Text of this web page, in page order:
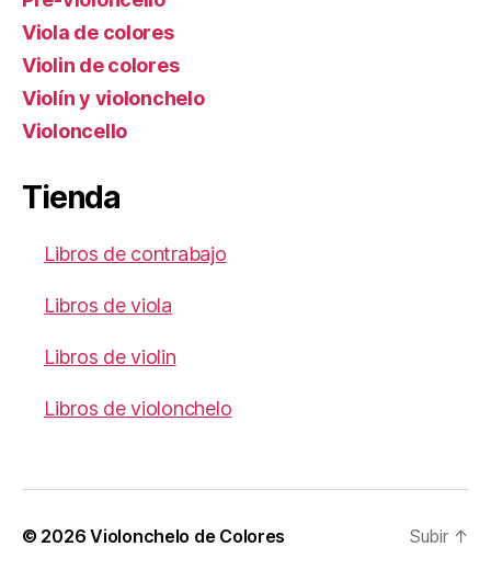
Viola de colores
Violin de colores
Violín y violonchelo
Violoncello
Tienda
Libros de contrabajo
Libros de viola
Libros de violin
Libros de violonchelo
© 2026Violonchelo de Colores Subir ↑